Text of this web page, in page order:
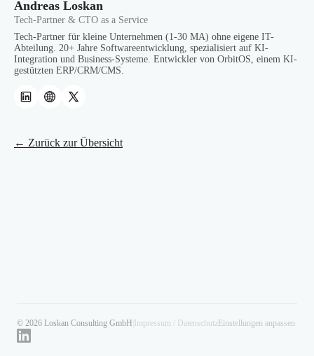
Andreas Loskan
Tech-Partner & CTO as a Service
Tech-Partner für kleine Unternehmen (1-30 MA) ohne eigene IT-
Abteilung. 20+ Jahre Softwareentwicklung, spezialisiert auf KI-
Integration und Business-Systeme. Entwickler von OrbitOS, einem KI-
gestützten ERP/CRM/CMS.
← Zurück zur Übersicht
© 2026 Loskan Consulting GmbH Impressum / Datenschutz Einstellungen anpassen